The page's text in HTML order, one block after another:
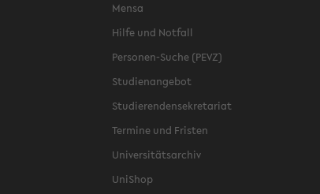
Mensa
Hilfe und Notfall
Personen-Suche (PEVZ)
Studienangebot
Studierendensekretariat
Termine und Fristen
Universitätsarchiv
UniShop